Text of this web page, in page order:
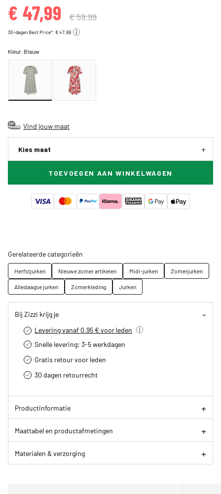
€ 47,99 € 59,99
30-dagen Best Price*: € 47,99
Kleur: Blauw
Vind jouw maat
Kies maat
TOEVOEGEN AAN WINKELWAGEN
Gerelateerde categorieën
Herfstjurken Nieuwe zomer artikelen Midi-jurken
Zomerjurken
Alledaagse jurken
Zomerkleding Jurken
Bij Zizzi krijg je
Levering vanaf 0.95 € voor leden
Snelle levering: 3-5 werkdagen
Gratis retour voor leden
30 dagen retourrecht­
Productinformatie
Maattabel en productafmetingen
Materialen & verzorging